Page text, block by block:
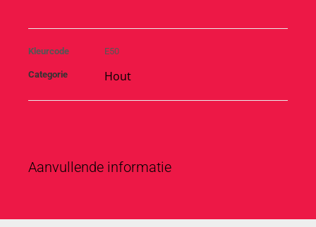
Kleurcode E50
Categorie Hout
Aanvullende informatie